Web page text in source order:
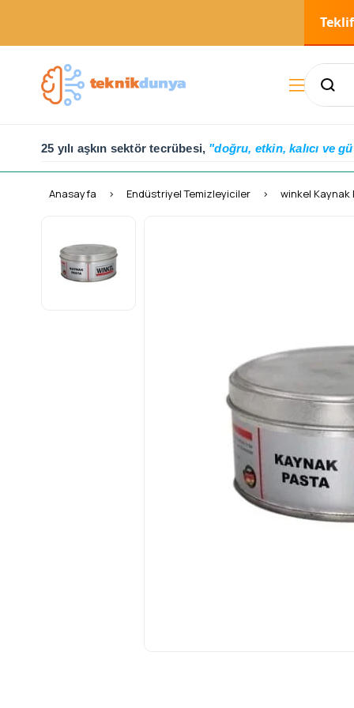
25 yılı aşkın sektör tecrübesi, "doğru, etkin, kalıcı ve
Anasayfa Endüstriyel Temizleyiciler winkel Kaynak